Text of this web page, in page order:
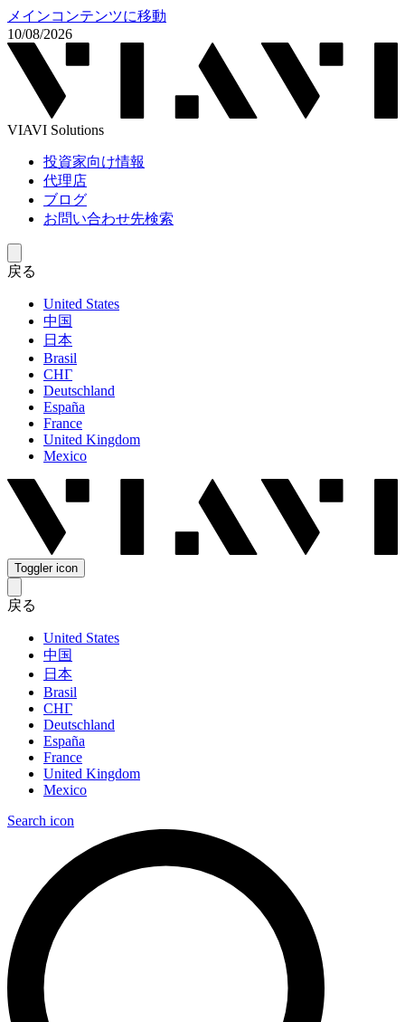
メインコンテンツに移動
10/08/2026
VIAVI Solutions
投資家向け情報
代理店
ブログ
お問い合わせ先検索
戻る
United States
中国
日本
Brasil
СНГ
Deutschland
España
France
United Kingdom
Mexico
Toggler icon
戻る
United States
中国
日本
Brasil
СНГ
Deutschland
España
France
United Kingdom
Mexico
Search icon